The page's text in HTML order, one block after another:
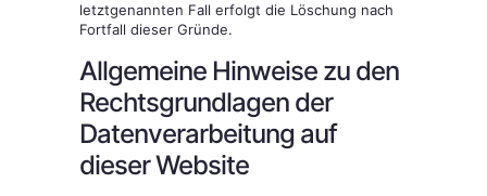
letztgenannten Fall erfolgt die Löschung nach
Fortfall dieser Gründe.
Allgemeine Hinweise zu den
Rechtsgrundlagen der
Datenverarbeitung auf
dieser Website